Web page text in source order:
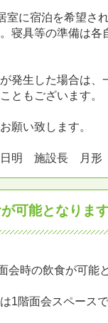
室に宿泊を希望さ
寝具等の準備は各
発生した場合は、
ともございます。
願い致します。
日明 施設長 月
可能となりま
会時の飲食が可能
1階面会スペース